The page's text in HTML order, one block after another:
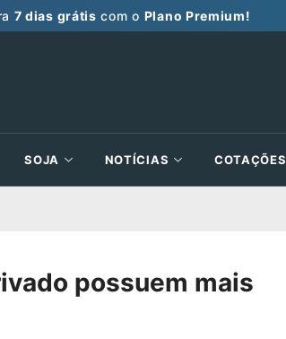
7 dias grátis com o Plano Premium!
SOJA NOTÍCIAS COTAÇÕES
possuem mais